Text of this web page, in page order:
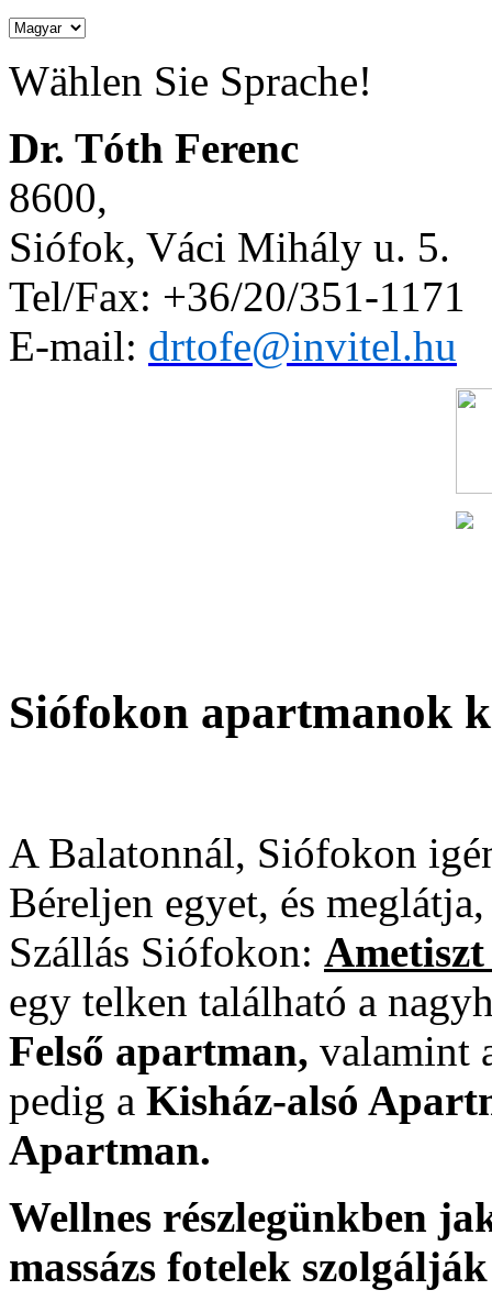
Wählen Sie Sprache!
Dr. Tóth Ferenc
8600,
Siófok, Váci Mihály u. 5.
Tel/Fax: +36/20/351-1171
E-mail: drtofe@invitel.hu
Siófokon apartmanok
A Balatonnál, Siófokon
Béreljen egyet, és
Szállás Siófokon:
egy telken található a
Felső apartman, valamint
pedig a Kisház-alsó
Apartman.
Wellnes részlegünkben
massázs fotelek